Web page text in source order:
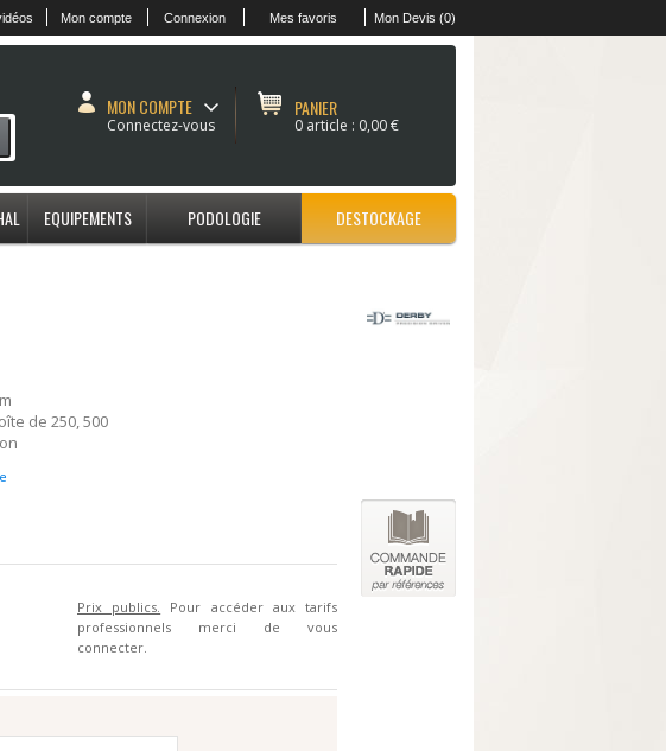
Mon compte Connexion Mes favoris Mon Devis (0)
MON COMPTE
Connectez-vous
PANIER
0 article : 0,00 €
EQUIPEMENTS PODOLOGIE DESTOCKAGE
de 250, 500
Prix publics. Pour accéder aux tarifs
professionnels merci de vous
connecter.